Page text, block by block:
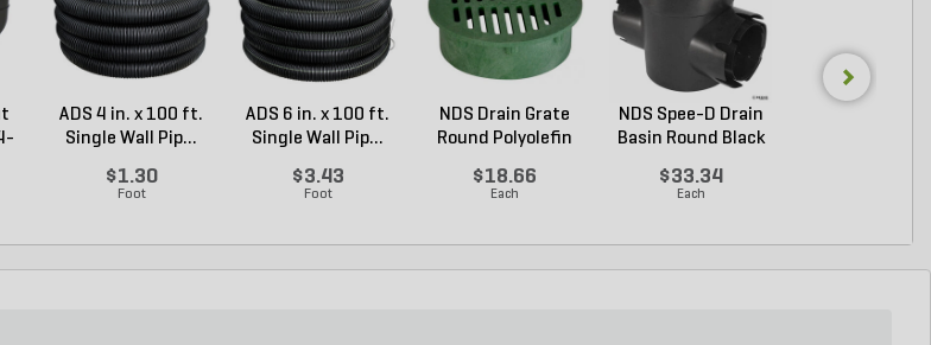
ADS 4 in. x 100 ft.
Single Wall Pip...
$1.30
Foot
ADS 6 in. x 100 ft.
Single Wall Pip...
$3.43
Foot
NDS Drain Grate
Round Polyolefin
$18.66
Each
NDS Spee-D Drain
Basin Round Black
$33.34
Each